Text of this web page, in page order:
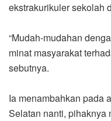
ekstrakurikuler sekolah
“Mudah-mudahan
minat masyarakat
sebutnya.
Ia menambahkan pada
Selatan nanti, pihaknya